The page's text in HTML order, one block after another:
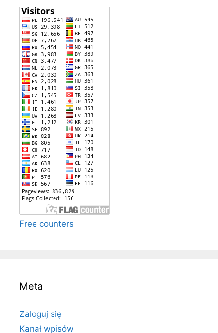
Free counters
Meta
Zaloguj się
Kanał wpisów